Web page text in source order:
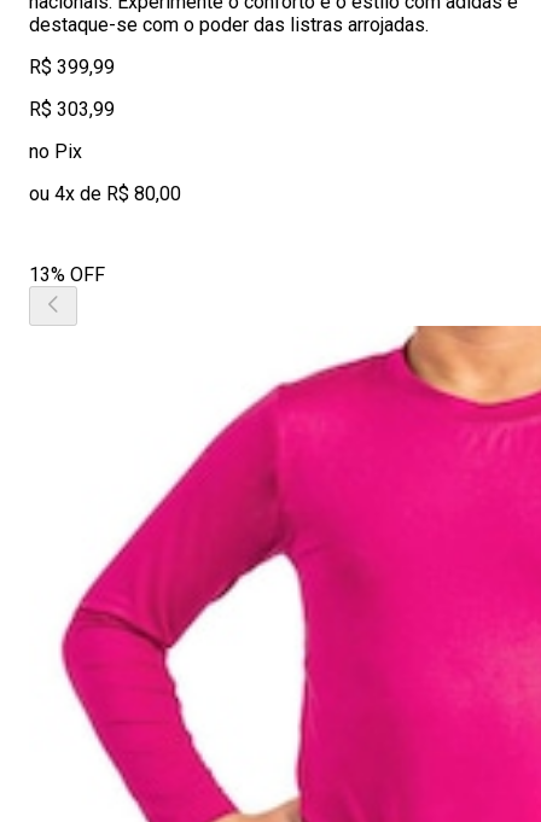
destaque-se com o poder das listras arrojadas.
R$ 399,99
R$ 303,99
no Pix
ou 4x de R$ 80,00
13% OFF